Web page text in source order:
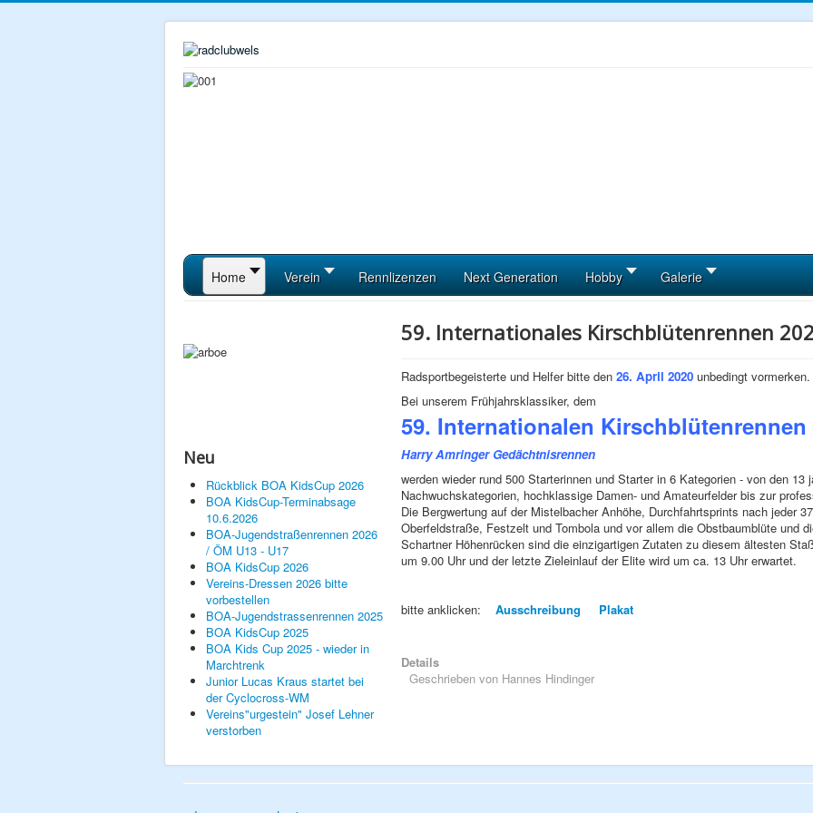
Home Verein Rennlizenzen Next Generation Hobby Galerie
Neu
Rückblick BOA KidsCup 2026
BOA KidsCup-Terminabsage
10.6.2026
BOA-Jugendstraßenrennen 2026
/ ÖM U13 - U17
BOA KidsCup 2026
Vereins-Dressen 2026 bitte
vorbestellen
BOA-Jugendstrassenrennen 2025
BOA KidsCup 2025
BOA Kids Cup 2025 - wieder in
Marchtrenk
Junior Lucas Kraus startet bei
der Cyclocross-WM
Vereins"urgestein" Josef Lehner
verstorben
59. Internationales Kirschblütenrennen
Radsportbegeisterte und Helfer bitte den 26. April 2020 unbedingt vormerken.
Bei unserem Frühjahrsklassiker, dem
59. Internationalen Kirschblütenrennen
Harry Amringer Gedächtnisrennen
werden wieder rund 500 Starterinnen und Starter in 6 Kategorien - von den 13
Nachwuchskategorien, hochklassige Damen- und Amateurfelder bis zur
Die Bergwertung auf der Mistelbacher Anhöhe, Durchfahrtsprints nach jeder
Oberfeldstraße, Festzelt und Tombola und vor allem die Obstbaumblüte und
Schartner Höhenrücken sind die einzigartigen Zutaten zu diesem ältesten
um 9.00 Uhr und der letzte Zieleinlauf der Elite wird um ca. 13 Uhr erwartet.
bitte anklicken: Ausschreibung Plakat
Details
Geschrieben von Hannes Hindinger